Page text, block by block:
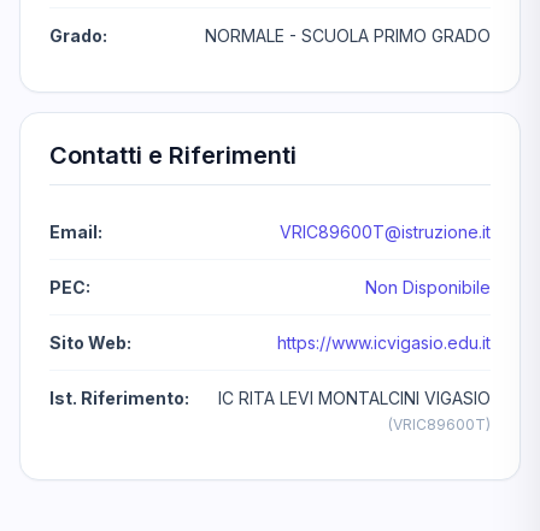
Grado: NORMALE - SCUOLA PRIMO GRADO
Contatti e Riferimenti
Email: VRIC89600T@istruzione.it
PEC: Non Disponibile
Sito Web: https://www.icvigasio.edu.it
Ist. Riferimento: IC RITA LEVI MONTALCINI VIGASIO
(VRIC89600T)